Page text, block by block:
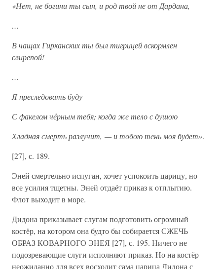
«Нет, не богини ты сын, и род твой не от Дардана,
…
В чащах Гирканских ты был тигрицей вскормлен
свирепой!
…
Я преследовать буду
С факелом чёрным тебя; когда же тело с душою
Хладная смерть разлучит, — и тобою тень моя будет».
[27], с. 189.
Эней смертельно испуган, хочет успокоить царицу, но
все усилия тщетны. Эней отдаёт приказ к отплытию.
Флот выходит в море.
Дидона приказывает слугам подготовить огромный
костёр, на котором она будто бы собирается СЖЕЧЬ
ОБРАЗ КОВАРНОГО ЭНЕЯ [27], с. 195. Ничего не
подозревающие слуги исполняют приказ. Но на костёр
неожиданно для всех восходит сама царица Дидона с